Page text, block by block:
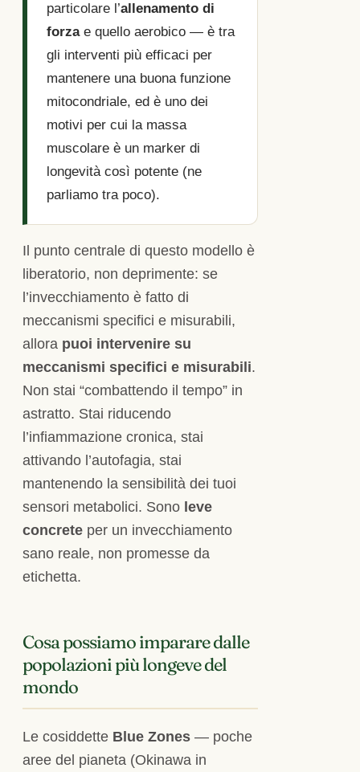
particolare l’allenamento di
forzae quello aerobico — è tra
gli interventi più efficaci per
mantenere una buona funzione
mitocondriale, ed è uno dei
motivi per cui la massa
muscolare è un marker di
longevità così potente (ne
parliamo tra poco).
Il punto centrale di questo modello è
liberatorio, non deprimente: se
l’invecchiamento è fatto di
meccanismi specifici e misurabili,
allora puoi intervenire su
meccanismi specifici e misurabili.
Non stai “combattendo il tempo” in
astratto. Stai riducendo
l’infiammazione cronica, stai
attivando l’autofagia, stai
mantenendo la sensibilità dei tuoi
sensori metabolici. Sono leve
concrete per un invecchiamento
sano reale, non promesse da
etichetta.
Cosa possiamo imparare dalle
popolazioni più longeve del
mondo
Le cosiddette Blue Zones — poche
aree del pianeta (Okinawa in